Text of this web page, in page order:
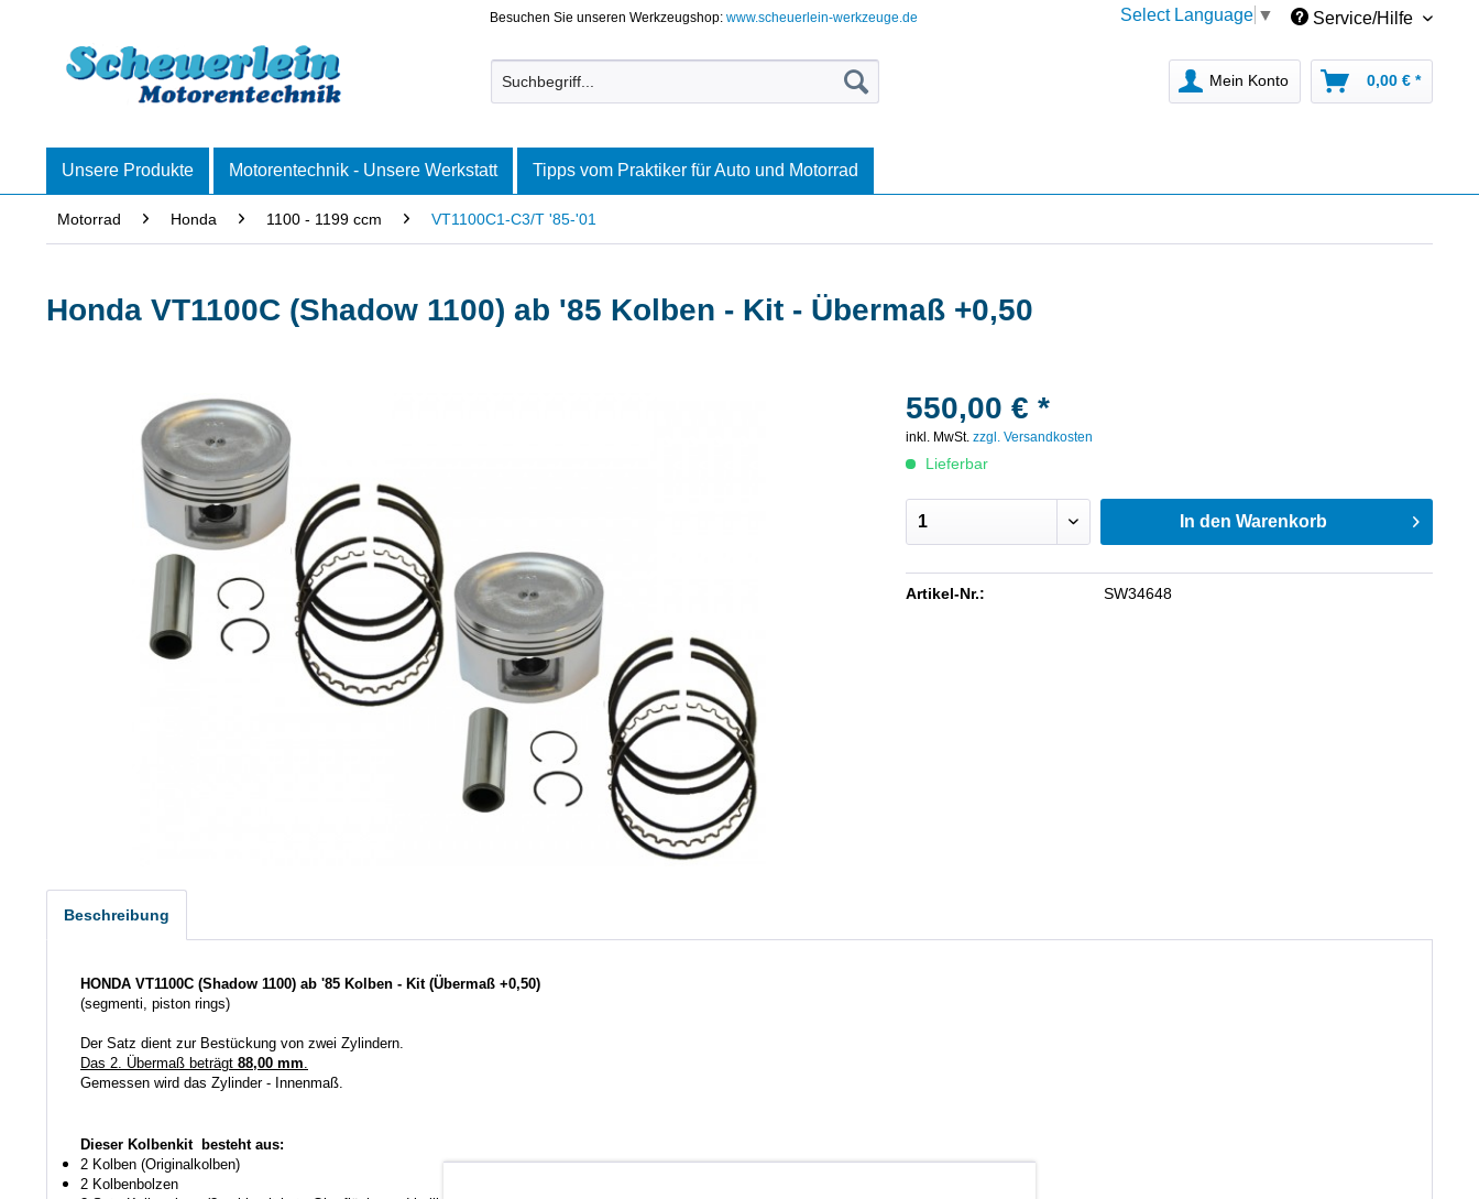
Besuchen Sie unseren Werkzeugshop:www.scheuerlein-werkzeuge.de Select Language ▼ Service/Hilfe
Mein Konto 0,00 € *
Unsere Produkte Motorentechnik - Unsere Werkstatt Tipps vom Praktiker für Auto und Motorrad
Motorrad Honda 1100 - 1199 ccm VT1100C1-C3/T '85-'01
Honda VT1100C (Shadow 1100) ab '85 Kolben - Kit - Übermaß +0,50
550,00 € *
inkl. MwSt.zzgl. Versandkosten
Lieferbar
In den Warenkorb
Artikel-Nr.: SW34648
Beschreibung
HONDA VT1100C (Shadow 1100) ab '85 Kolben - Kit (Übermaß +0,50)
(segmenti, piston rings)
Der Satz dient zur Bestückung von zwei Zylindern.
Das 2. Übermaß beträgt 88,00 mm.
Gemessen wird das Zylinder - Innenmaß.
Dieser Kolbenkit besteht aus:
2 Kolben (Originalkolben)
2 Kolbenbolzen